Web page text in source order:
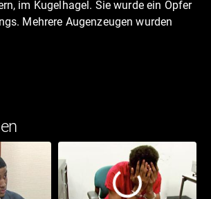
im Kugelhagel. Sie wurde ein Opfer
Mehrere Augenzeugen wurden